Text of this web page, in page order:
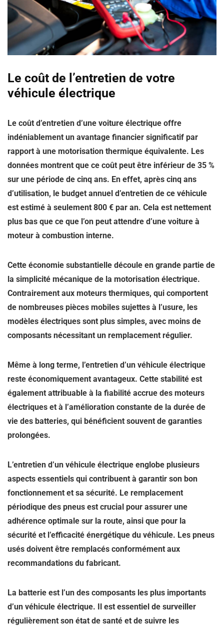
Le coût de l’entretien de votre
véhicule électrique
Le coût d’entretien d’une voiture électrique offre
indéniablement un avantage financier significatif par
rapport à une motorisation thermique équivalente. Les
données montrent que ce coût peut être inférieur de 35 %
sur une période de cinq ans. En effet, après cinq ans
d’utilisation, le budget annuel d’entretien de ce véhicule
est estimé à seulement 800 € par an. Cela est nettement
plus bas que ce que l’on peut attendre d’une voiture à
moteur à combustion interne.
Cette économie substantielle découle en grande partie de
la simplicité mécanique de la motorisation électrique.
Contrairement aux moteurs thermiques, qui comportent
de nombreuses pièces mobiles sujettes à l’usure, les
modèles électriques sont plus simples, avec moins de
composants nécessitant un remplacement régulier.
Même à long terme, l’entretien d’un véhicule électrique
reste économiquement avantageux. Cette stabilité est
également attribuable à la fiabilité accrue des moteurs
électriques et à l’amélioration constante de la durée de
vie des batteries, qui bénéficient souvent de garanties
prolongées.
L’entretien d’un véhicule électrique englobe plusieurs
aspects essentiels qui contribuent à garantir son bon
fonctionnement et sa sécurité. Le remplacement
périodique des pneus est crucial pour assurer une
adhérence optimale sur la route, ainsi que pour la
sécurité et l’efficacité énergétique du véhicule. Les pneus
usés doivent être remplacés conformément aux
recommandations du fabricant.
La batterie est l’un des composants les plus importants
d’un véhicule électrique. Il est essentiel de surveiller
régulièrement son état de santé et de suivre les